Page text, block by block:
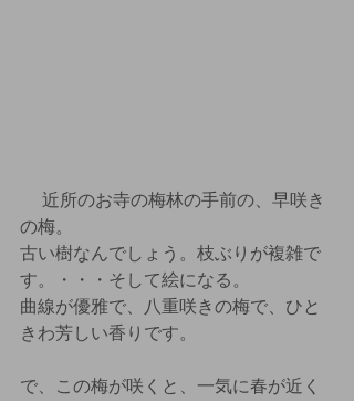
の梅。
古い樹なんでしょう。枝ぶりが複雑で
す。・・・そして絵になる。
曲線が優雅で、八重咲きの梅で、ひと
きわ芳しい香りです。
で、この梅が咲くと、一気に春が近く